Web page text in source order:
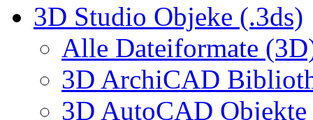
3D Studio Objeke (.3ds)
Alle Dateiformate
3D ArchiCAD
3D AutoCAD